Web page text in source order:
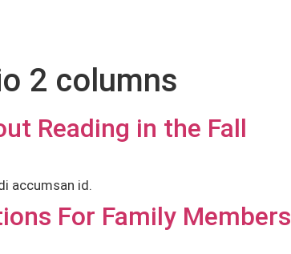
2 columns
Reading in the Fall
accumsan id.
For Family Members